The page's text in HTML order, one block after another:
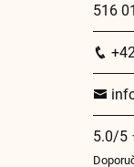
516
5.0/5